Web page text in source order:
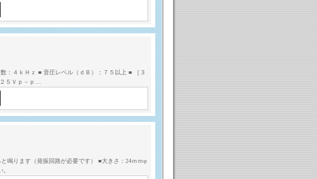
：４ｋＨｚ ■ 音圧レベル（ｄＢ）：７５以上 ■ ［３
５Ｖｐ－ｐ…
鳴ります（発振回路が必要です） ■大きさ：24ｍｍφ